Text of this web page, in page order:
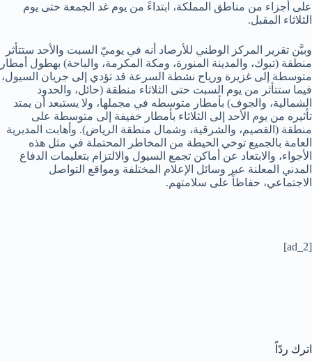
على أجزاء من مناطق المملكة، ابتداءً من يوم غد الجمعة حتى يوم
الثلاثاء المقبل.
وبيَّن تقرير المركز الوطني للأرصاد أنه في يوميّ السبت والأحد ستتأثر
منطقة (تبوك، والمدينة المنورة، ومكة المكرمة، والباحة) بهطول أمطار
متوسطة إلى غزيرة ورياح نشطة السرعة قد تؤدي إلى جريان السيول،
فيما ستتأثر من يوم السبت حتى الثلاثاء منطقة (حائل، والحدود
الشمالية، والجوف) بأمطار متوسطه في مجملها، ولا يستبعد أن يمتد
تأثيره من يوم الأحد إلى الثلاثاء بأمطار خفيفة إلى متوسطة على
منطقة (القصيم، والشرقية، وشمال منطقة الرياض). وأهابت المديرية
العامة بالجميع توخي الحيطة من المخاطر المحتملة في مثل هذه
الأجواء، والابتعاد عن أماكن تجمع السيول والالتزام بتعليمات الدفاع
المدني المعلنة عبر وسائل الإعلام المختلفة ومواقع التواصل
الاجتماعي، حفاظاً على سلامتهم.
[ad_2]
اترك ردّاً